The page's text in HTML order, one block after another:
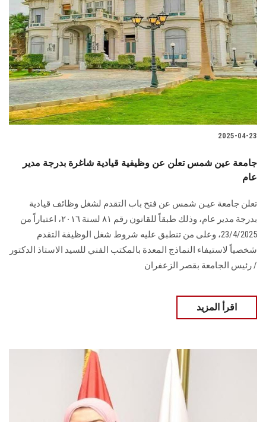
2025-04-23
جامعة عين شمس تعلن عن وظيفية قيادية شاغرة بدرجة مدير
عام
تعلن جامعة عيـن شمس عن فتح باب التقدم لشغل وظائف قيادية
بدرجة مدير عام، وذلك طبقاً للقانون رقم ۸۱ لسنة ٢٠١٦، اعتباراً من
23/4/2025، وعلى من تنطبق عليه شروط شغل الوظيفة التقدم
شخصياً لاستيفاء النماذج المعدة بالمكتب الفني للسيد الاستاذ الدكتور
/ رئيس الجامعة بقصر الزعفران
اقرأ المزيد